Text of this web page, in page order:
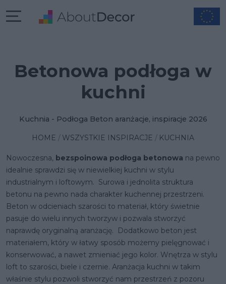
Betonowa podłoga w
kuchni
Kuchnia - Podłoga Beton aranżacje, inspiracje 2026
HOME WSZYSTKIE INSPIRACJE KUCHNIA
Nowoczesna, bezspoinowa podłoga betonowa na pewno
idealnie sprawdzi się w niewielkiej kuchni w stylu
industrialnym i loftowym. Surowa i jednolita struktura
betonu na pewno nada charakter kuchennej przestrzeni.
Beton w odcieniach szarości to materiał, który świetnie
pasuje do wielu innych tworzyw i pozwala stworzyć
naprawdę oryginalną aranżację. Dodatkowo beton jest
materiałem, który w łatwy sposób możemy pielęgnować i
konserwować, a nawet zmieniać jego kolor. Wnętrza w stylu
loft to szarości, biele i czernie. Aranżacja kuchni w takim
właśnie stylu pozwoli stworzyć nam przestrzeń z pozoru